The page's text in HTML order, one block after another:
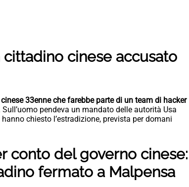
cinese accusato
33enne che farebbe parte di un team di hacker
Sull’uomo pendeva un mandato delle autorità Usa
chiesto l’estradizione, prevista per domani
conto del governo cinese:
fermato a Malpensa